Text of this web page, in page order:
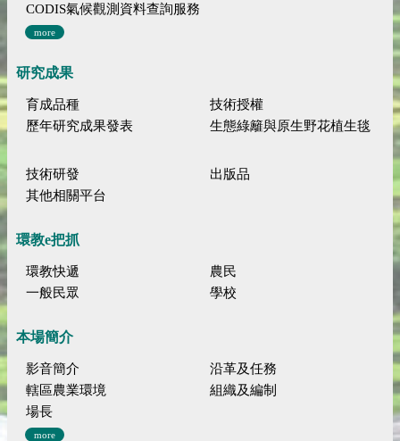
CODIS氣候觀測資料查詢服務
more
研究成果
育成品種
技術授權
歷年研究成果發表
生態綠籬與原生野花植生毯
技術研發
出版品
其他相關平台
環教e把抓
環教快遞
農民
一般民眾
學校
本場簡介
影音簡介
沿革及任務
轄區農業環境
組織及編制
場長
more